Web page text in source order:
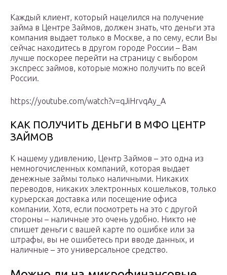
Каждый клиент, который нацелился на получение
займа в Центре Займов, должен знать, что деньги эта
компания выдает только в Москве, а по сему, если Вы
сейчас находитесь в другом городе России – Вам
лучше поскорее перейти на страницу с выбором
экспресс займов, которые можно получить по всей
России.
https://youtube.com/watch?v=qJiHrvqAy_A
КАК ПОЛУЧИТЬ ДЕНЬГИ В МФО ЦЕНТР
ЗАЙМОВ
К нашему удивлению, Центр Займов – это одна из
немногочисленных компаний, которая выдает
денежные займы только наличными. Никаких
переводов, никаких электронных кошельков, только
курьерская доставка или посещение офиса
компании. Хотя, если посмотреть на это с другой
стороны – наличные это очень удобно. Никто не
спишет деньги с вашей карте по ошибке или за
штрафы, вы не ошибетесь при вводе данных, и
наличные – это универсальное средство.